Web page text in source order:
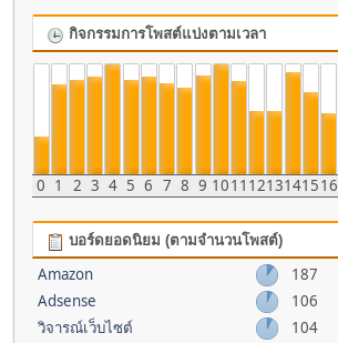
กิจกรรมการโพสต์แบ่งตามเวลา
0 1 2 3 4 5 6 7 8 9 1011 1213141516
บอร์ดยอดนิยม (ตามจำนวนโพสต์)
Amazon
187
Adsense
106
วิจารณ์เว็บไซต์
104